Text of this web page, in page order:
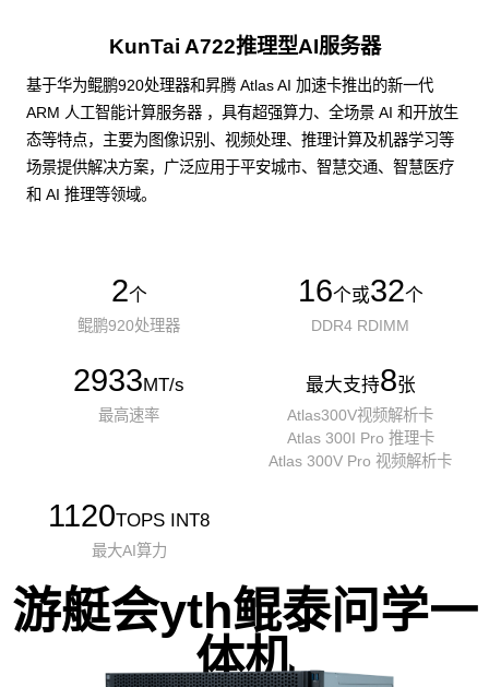
KunTai A722推理型AI服务器
基于华为鲲鹏920处理器和昇腾 Atlas AI 加速卡推出的新一代
ARM 人工智能计算服务器 ，具有超强算力、全场景 AI 和开放生
态等特点，主要为图像识别、视频处理、推理计算及机器学习等
场景提供解决方案，广泛应用于平安城市、智慧交通、智慧医疗
和 AI 推理等领域。
2个
鲲鹏920处理器
16个或32个
DDR4 RDIMM
2933MT/s
最高速率
最大支持8张
Atlas300V视频解析卡
Atlas 300I Pro 推理卡
Atlas 300V Pro 视频解析卡
1120TOPS INT8
最大AI算力
游艇会yth鲲泰问学一
体机